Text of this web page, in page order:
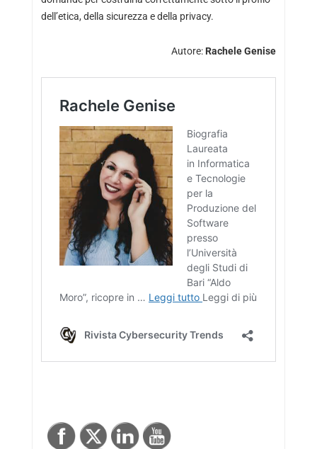
dell’etica, della sicurezza e della privacy.
Autore: Rachele Genise